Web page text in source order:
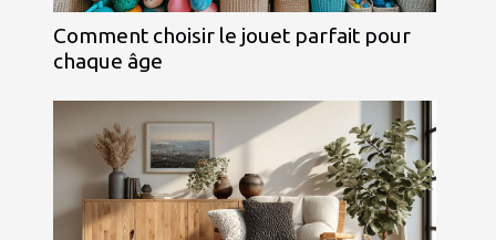
Comment choisir le jouet parfait pour
chaque âge